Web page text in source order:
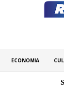
ECONOMIA